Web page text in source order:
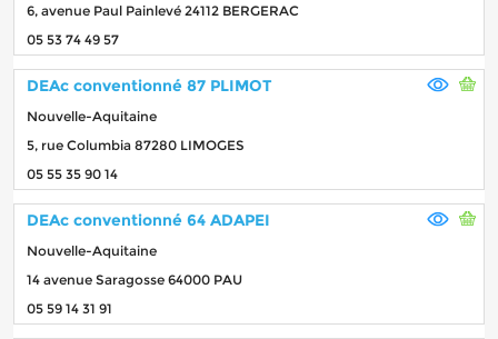
6, avenue Paul Painlevé 24112 BERGERAC
05 53 74 49 57
DEAc conventionné 87 PLIMOT
Nouvelle-Aquitaine
5, rue Columbia 87280 LIMOGES
05 55 35 90 14
DEAc conventionné 64 ADAPEI
Nouvelle-Aquitaine
14 avenue Saragosse 64000 PAU
05 59 14 31 91